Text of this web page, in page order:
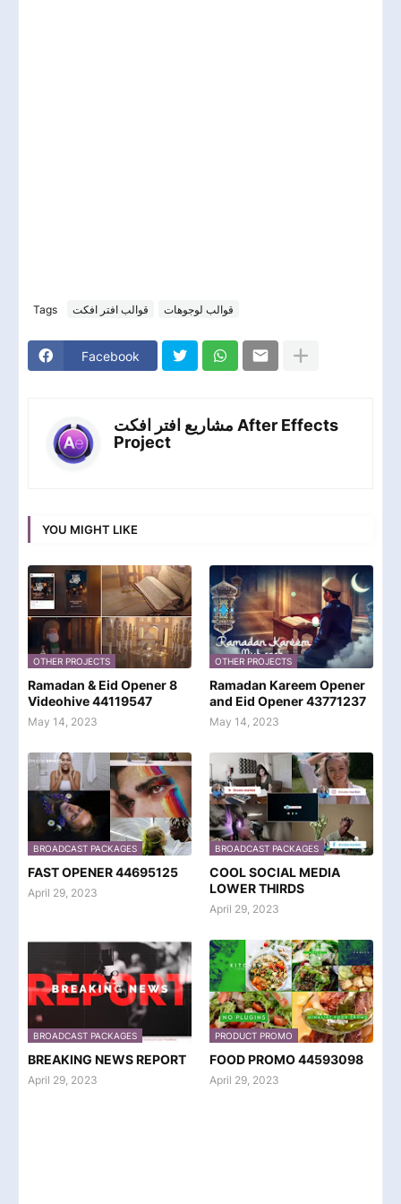
Tags قوالب افتر افكت قوالب لوجوهات
Facebook
مشاريع افتر افكت After Effects
Project
YOU MIGHT LIKE
OTHER PROJECTS
Ramadan & Eid Opener 8
Videohive 44119547
May 14, 2023
OTHER PROJECTS
Ramadan Kareem Opener
and Eid Opener 43771237
May 14, 2023
BROADCAST PACKAGES
FAST OPENER 44695125
April 29, 2023
BROADCAST PACKAGES
COOL SOCIAL MEDIA
LOWER THIRDS
April 29, 2023
BROADCAST PACKAGES
BREAKING NEWS REPORT
April 29, 2023
PRODUCT PROMO
FOOD PROMO 44593098
April 29, 2023